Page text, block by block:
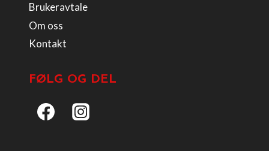
Brukeravtale
Om oss
Kontakt
FØLG OG DEL